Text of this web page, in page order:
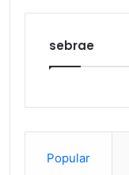
sebrae
Popular